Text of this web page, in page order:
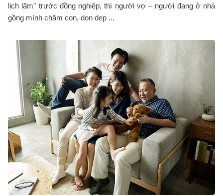
lịch lãm" trước đồng nghiệp, thì người vợ – người đang ở nhà
gồng mình chăm con, dọn dẹp ...